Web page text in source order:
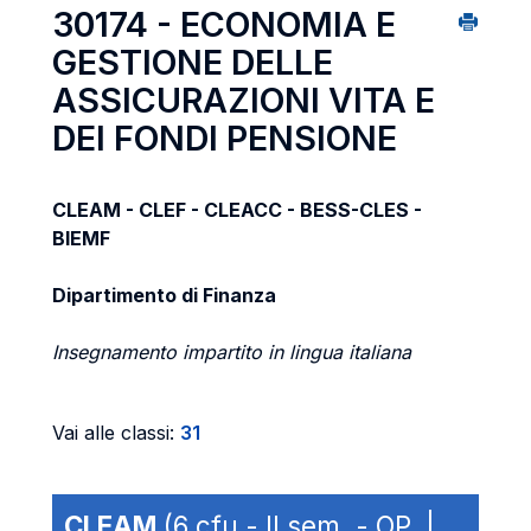
30174 - ECONOMIA E
GESTIONE DELLE
ASSICURAZIONI VITA E
DEI FONDI PENSIONE
CLEAM - CLEF - CLEACC - BESS-CLES -
BIEMF
Dipartimento di Finanza
Insegnamento impartito in lingua italiana
Vai alle classi: 31